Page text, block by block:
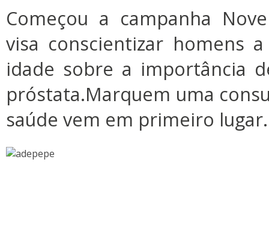
Começou a campanha
visa conscientizar homens
idade sobre a importância
próstata.Marquem uma
saúde vem em primeiro lugar.